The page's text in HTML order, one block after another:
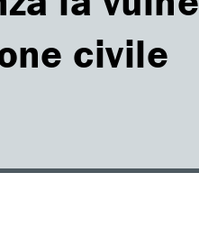
civile